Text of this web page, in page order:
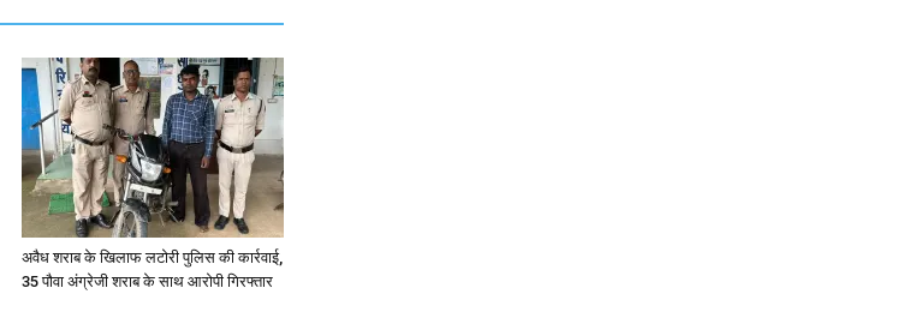
अवैध शराब के खिलाफ लटोरी पुलिस की कार्रवाई,
35 पौवा अंग्रेजी शराब के साथ आरोपी गिरफ्तार